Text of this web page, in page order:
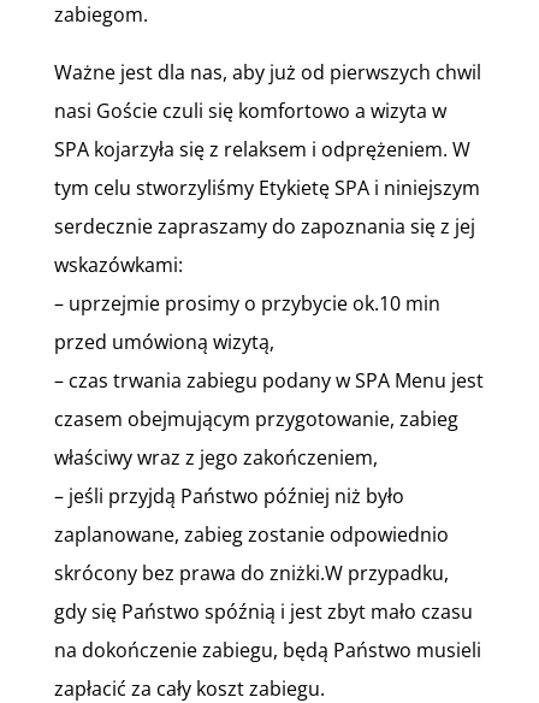
zabiegom.
Ważne jest dla nas, aby już od pierwszych chwil
nasi Goście czuli się komfortowo a wizyta w
SPA kojarzyła się z relaksem i odprężeniem. W
tym celu stworzyliśmy Etykietę SPA i niniejszym
serdecznie zapraszamy do zapoznania się z jej
wskazówkami:
– uprzejmie prosimy o przybycie ok.10 min
przed umówioną wizytą,
– czas trwania zabiegu podany w SPA Menu jest
czasem obejmującym przygotowanie, zabieg
właściwy wraz z jego zakończeniem,
– jeśli przyjdą Państwo później niż było
zaplanowane, zabieg zostanie odpowiednio
skrócony bez prawa do zniżki.W przypadku,
gdy się Państwo spóźnią i jest zbyt mało czasu
na dokończenie zabiegu, będą Państwo musieli
zapłacić za cały koszt zabiegu.